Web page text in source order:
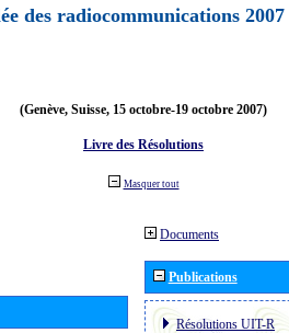
des radiocommunications
(Genève, Suisse, 15 octobre-19 octobre 2007)
Livre des Résolutions
Masquer tout
Documents
Publications
Résolutions UIT-R